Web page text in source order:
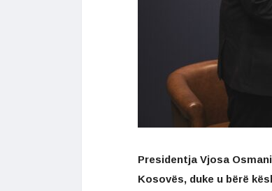
Presidentja Vjosa
Kosovës, duke u bërë